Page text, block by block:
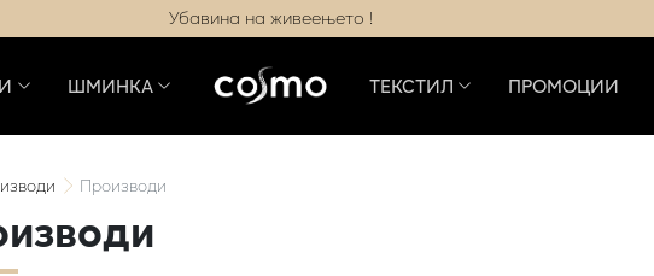
Убавина на живеењето !
ШМИНКА ТЕКСТИЛ ПРОМОЦИИ
Производи